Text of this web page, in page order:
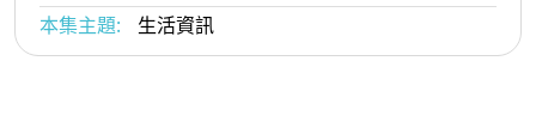
本集主題:
生活資訊